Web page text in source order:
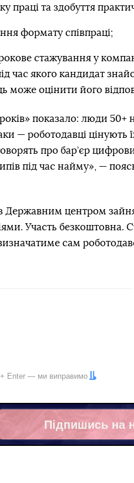
праці та здобуття
формату співпраці;
стажування у
час якого кандидат
оцінити його
показало: люди 50+
— роботодавці цінують
про бар’єр
під час найму», —
Державним центром
Участь безкоштовна.
сам
+ Enter — ми виправимо
Підпишись на
Facebook